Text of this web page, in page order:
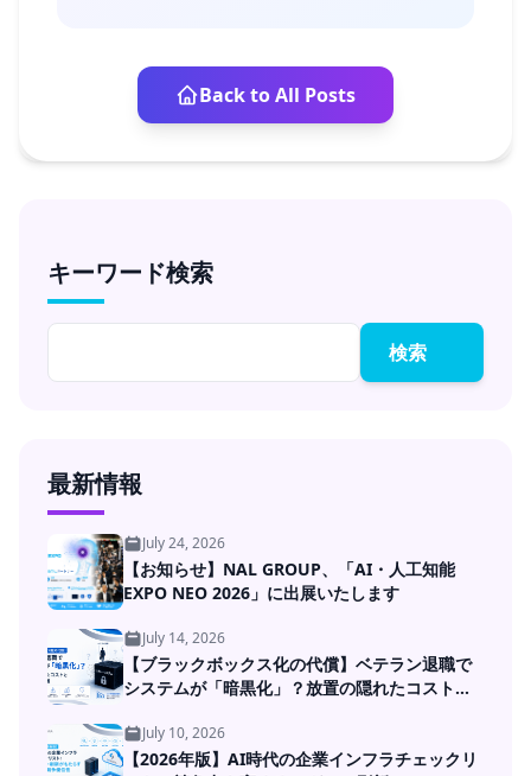
Back to All Posts
キーワード検索
最新情報
July 24, 2026
【お知らせ】NAL GROUP、「AI・人工知能
EXPO NEO 2026」に出展いたします
July 14, 2026
【ブラックボックス化の代償】ベテラン退職で
システムが「暗黒化」？放置の隠れたコストと
July 10, 2026
【2026年版】AI時代の企業インフラチェックリ